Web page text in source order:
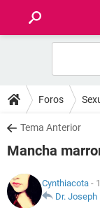
FOROS
SALUD
NUTRICIÓN
Foros
Tema Anterior
Mancha
Cynthiacota -
Dr. Joseph